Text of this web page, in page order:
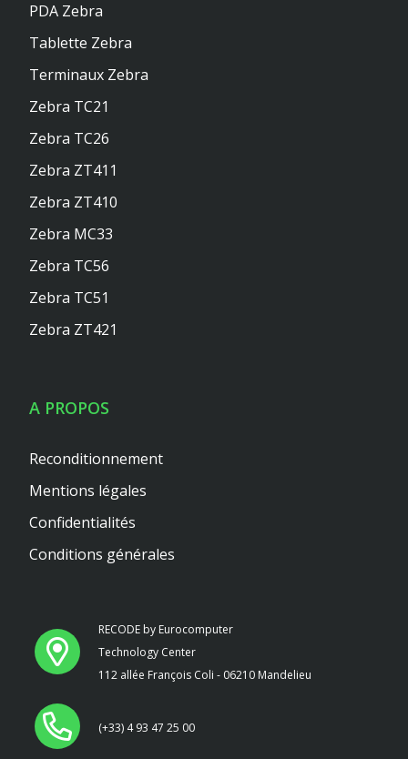
RECODE by Eurocomputer
Technology Center
112 allée François Coli - 06210 Mandelieu
(+33) 4 93 47 25 00
PDA Zebra
Tablette Zebra
Terminaux Zebra
Zebra TC21
Zebra TC26
Zebra ZT411
Zebra ZT410
Zebra MC33
Zebra TC56
Zebra TC51
Zebra ZT421
A PROPOS
Reconditionnement
Mentions légales
Confidentialités
Conditions générales